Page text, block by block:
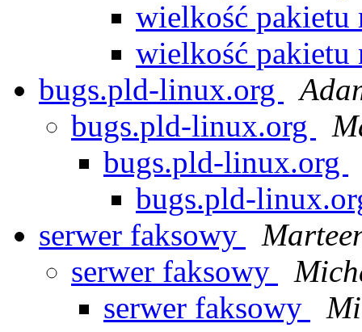
wielkość
wielkość
bugs.pld-linux.org
bugs.pld-linux.org
bugs.pld-linux.org
bugs.pld-
serwer faksowy
serwer faksowy
serwer faksowy